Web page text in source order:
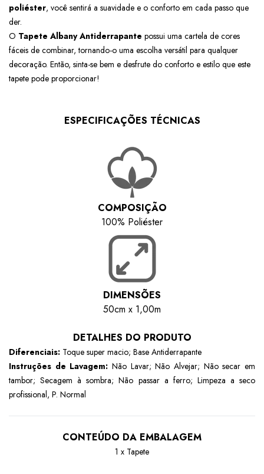
poliéster, você sentirá a suavidade e o conforto em cada passo que
der.
O Tapete Albany Antiderrapante possui uma cartela de cores
fáceis de combinar, tornando-o uma escolha versátil para qualquer
decoração. Então, sinta-se bem e desfrute do conforto e estilo que este
tapete pode proporcionar!
ESPECIFICAÇÕES TÉCNICAS
COMPOSIÇÃO
100% Poliéster
DIMENSÕES
50cm x 1,00m
DETALHES DO PRODUTO
Diferenciais: Toque super macio; Base Antiderrapante
Instruções de Lavagem: Não Lavar; Não Alvejar; Não secar em
tambor; Secagem à sombra; Não passar a ferro; Limpeza a seco
profissional, P. Normal
CONTEÚDO DA EMBALAGEM
1 x Tapete